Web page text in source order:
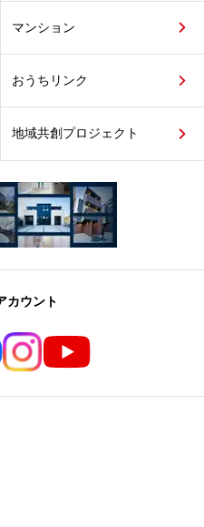
マンション
おうちリンク
地域共創プロジェクト
カウント